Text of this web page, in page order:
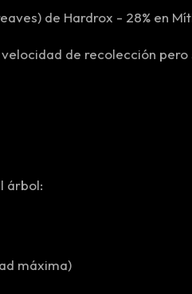
de Hardrox - 28% en
de recolección pero
árbol:
máxima)